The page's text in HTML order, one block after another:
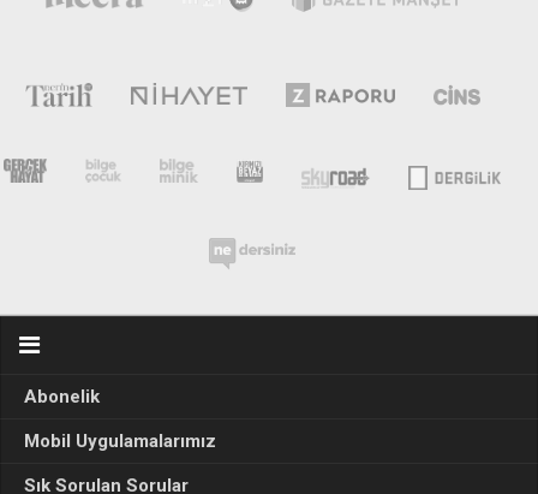
Abonelik
Mobil Uygulamalarımız
Sık Sorulan Sorular